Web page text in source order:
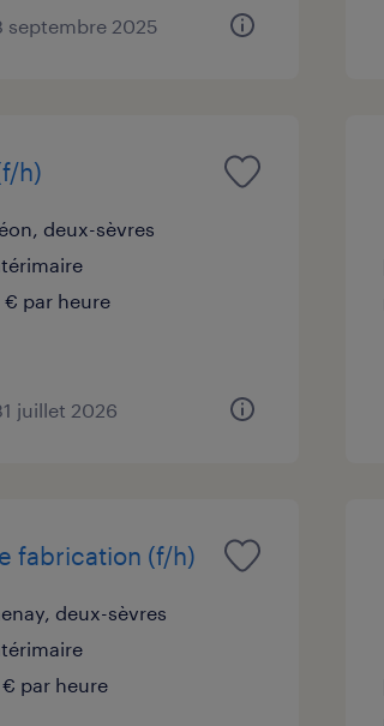
septembre 2025
h)
deux-sèvres
€ par heure
juillet 2026
fabrication (f/h)
deux-sèvres
€ par heure